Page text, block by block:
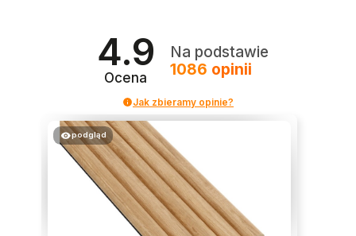
4.9
Ocena
Na podstawie
1086 opinii
Jak zbieramy opinie?
podgląd